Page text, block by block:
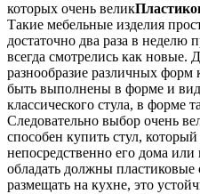
которых очень велик
Такие мебельные изделия
достаточно два раза в неделю
всегда смотрелись как новые.
разнообразие различных
быть выполнены в форме и
классического стула, в форме
Следовательно выбор очень
способен купить стул,
непосредственно его дома
обладать должны пластиковые
размещать на кухне, это